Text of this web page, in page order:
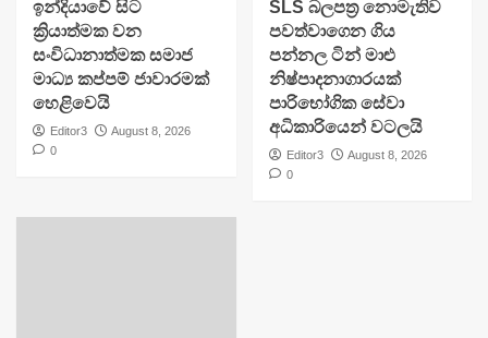
​ඉන්දියාවේ සිට
ක්‍රියාත්මක වන
සංවිධානාත්මක සමාජ
මාධ්‍ය කප්පම් ජාවාරමක්
හෙළිවෙයි
Editor3
August 8, 2026
0
SLS බලපත්‍ර නොමැතිව
පවත්වාගෙන ගිය
පන්නල ටින් මාළු
නිෂ්පාදනාගාරයක්
පාරිභෝගික සේවා
අධිකාරියෙන් වටලයි
Editor3
August 8, 2026
0